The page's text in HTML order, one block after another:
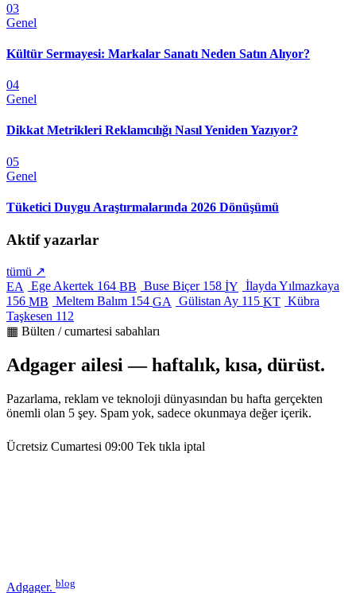
03
Genel
Kültür Sermayesi: Markalar Sanatı Neden Satın Alıyor?
04
Genel
Dikkat Metrikleri Reklamcılığı Nasıl Yeniden Yazıyor?
05
Genel
Tüketici Duygu Araştırmalarında 2026 Dönüşümü
Aktif yazarlar
tümü ↗
EA
Ege Akertek 164 BB Buse Biçer 158 İY İlayda Yılmazkaya
156 MB Meltem Balım 154 GA Gülistan Ay 115 KT Kübra
Taşkesen 112
▦ Bülten / cumartesi sabahları
Adgager ailesi — haftalık, kısa, dürüst.
Pazarlama, reklam ve teknoloji dünyasından bu hafta gerçekten
önemli olan 5 şey. Spam yok, sadece okunmaya değer içerik.
Ücretsiz Cumartesi 09:00 Tek tıkla iptal
Adgager. blog